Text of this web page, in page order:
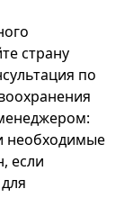
страну
по
необходимые
если